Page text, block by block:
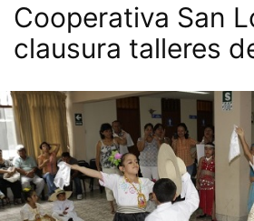
Cooperativa San
clausura talleres